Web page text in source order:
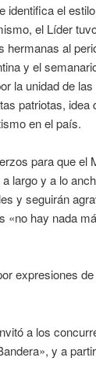
identifica el
el Líder
hermanas al
y el
la unidad de
patriotas,
en el país.
para que el
largo y a lo
y seguirán
«no hay nada
expresiones
a los
y a